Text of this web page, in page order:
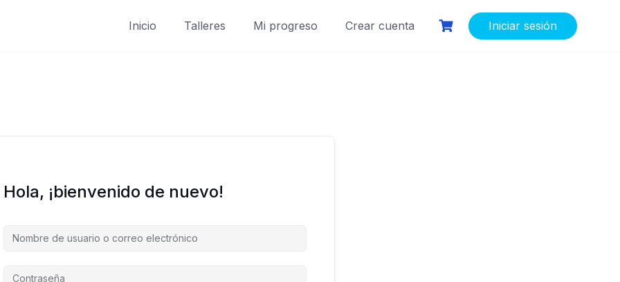
Inicio Talleres Mi progreso Crear cuenta Iniciar sesión
Hola, ¡bienvenido de nuevo!